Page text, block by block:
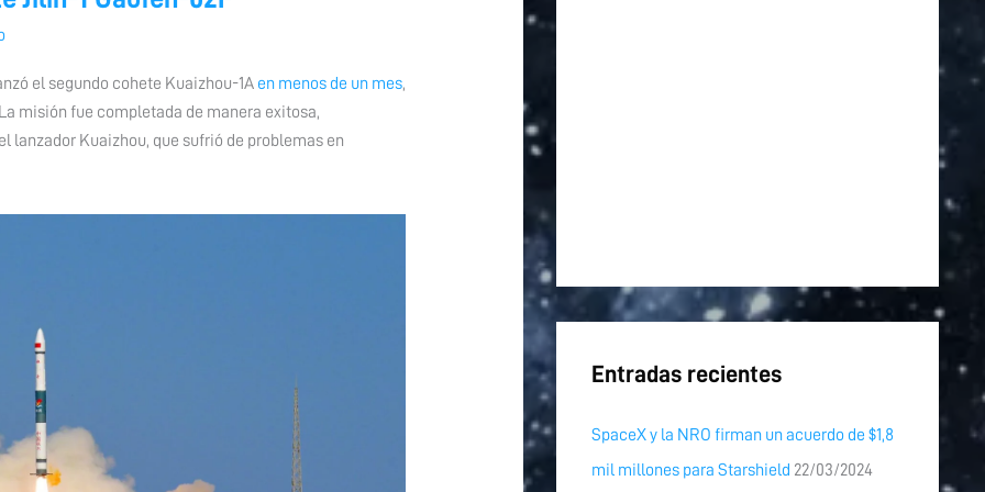
el segundo cohete Kuaizhou-1A en menos de un mes,
misión fue completada de manera exitosa,
lanzador Kuaizhou, que sufrió de problemas en
Entradas recientes
SpaceX y la NRO firman un acuerdo de $1,8
mil millones para Starshield 22/03/2024